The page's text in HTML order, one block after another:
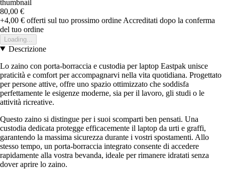
80,00 €
+4,00 € offerti sul tuo prossimo ordine Accreditati dopo la conferma
del tuo ordine
Loading...
Descrizione
Lo zaino con porta-borraccia e custodia per laptop Eastpak unisce
praticità e comfort per accompagnarvi nella vita quotidiana. Progettato
per persone attive, offre uno spazio ottimizzato che soddisfa
perfettamente le esigenze moderne, sia per il lavoro, gli studi o le
attività ricreative.
Questo zaino si distingue per i suoi scomparti ben pensati. Una
custodia dedicata protegge efficacemente il laptop da urti e graffi,
garantendo la massima sicurezza durante i vostri spostamenti. Allo
stesso tempo, un porta-borraccia integrato consente di accedere
rapidamente alla vostra bevanda, ideale per rimanere idratati senza
dover aprire lo zaino.